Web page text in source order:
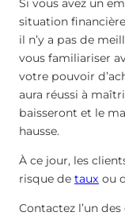
Si vous avez un
situation
il n’y a pas de
vous familiariser
votre pouvoir
aura réussi à
baisseront et le
hausse.
À ce jour, les
risque de taux ou
Contactez l’un